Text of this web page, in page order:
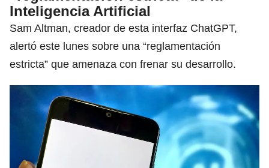
Inteligencia Artificial
Sam Altman, creador de esta interfaz ChatGPT,
alertó este lunes sobre una “reglamentación
estricta” que amenaza con frenar su desarrollo.